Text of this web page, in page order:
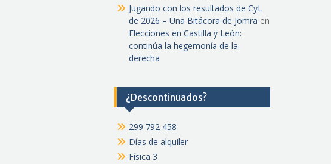
Jugando con los resultados de CyL
de 2026 – Una Bitácora de Jomra en
Elecciones en Castilla y León:
continúa la hegemonía de la
derecha
¿Descontinuados?
299 792 458
Días de alquiler
Física 3